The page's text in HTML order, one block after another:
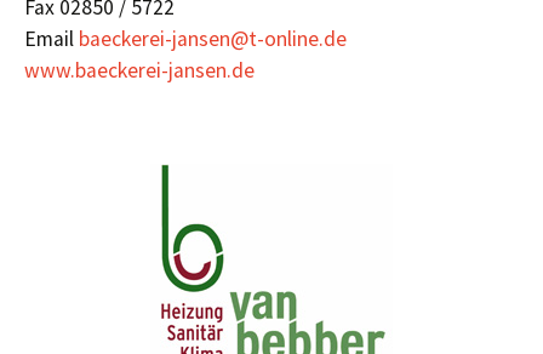
Fax 02850 / 5722
Email baeckerei-jansen@t-online.de
www.baeckerei-jansen.de